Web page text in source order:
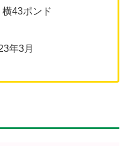
43ポンド
年3月